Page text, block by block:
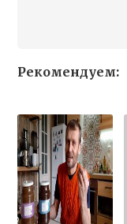
Рекомендуем: